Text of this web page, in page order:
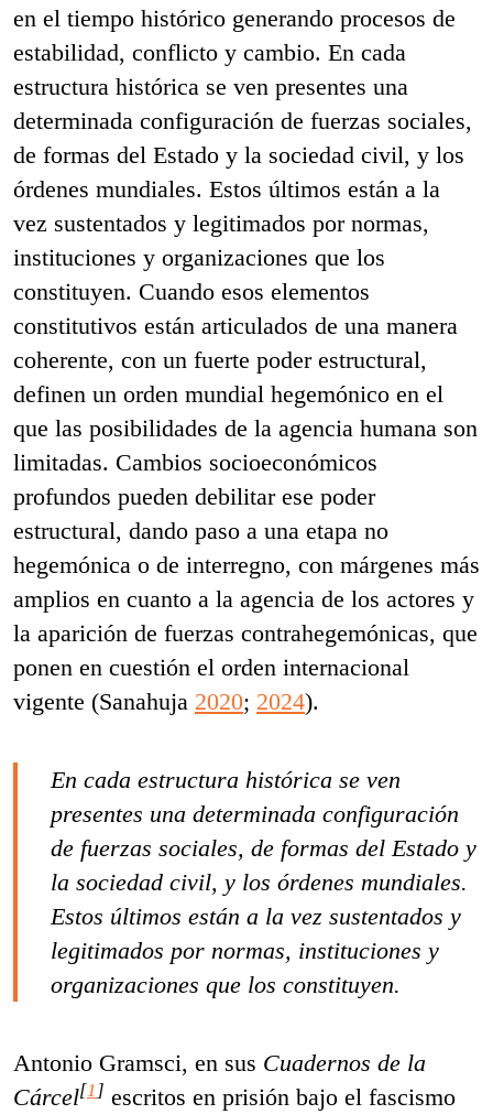
en el tiempo histórico generando procesos de
estabilidad, conflicto y cambio. En cada
estructura histórica se ven presentes una
determinada configuración de fuerzas sociales,
de formas del Estado y la sociedad civil, y los
órdenes mundiales. Estos últimos están a la
vez sustentados y legitimados por normas,
instituciones y organizaciones que los
constituyen. Cuando esos elementos
constitutivos están articulados de una manera
coherente, con un fuerte poder estructural,
definen un orden mundial hegemónico en el
que las posibilidades de la agencia humana son
limitadas. Cambios socioeconómicos
profundos pueden debilitar ese poder
estructural, dando paso a una etapa no
hegemónica o de interregno, con márgenes más
amplios en cuanto a la agencia de los actores y
la aparición de fuerzas contrahegemónicas, que
ponen en cuestión el orden internacional
vigente (Sanahuja 2020; 2024).
En cada estructura histórica se ven
presentes una determinada configuración
de fuerzas sociales, de formas del Estado y
la sociedad civil, y los órdenes mundiales.
Estos últimos están a la vez sustentados y
legitimados por normas, instituciones y
organizaciones que los constituyen.
Antonio Gramsci, en sus Cuadernos de la
Cárcel[1 ] escritos en prisión bajo el fascismo